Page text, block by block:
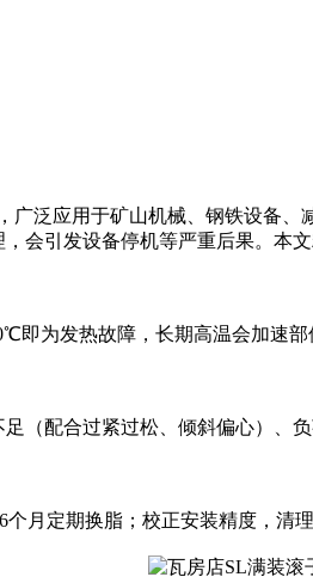
广泛应用于矿山机械、钢铁设备
会引发设备停机等严重后果。本
为发热故障，长期高温会加速部
（配合过紧过松、倾斜偏心）、
月定期换脂；校正安装精度，